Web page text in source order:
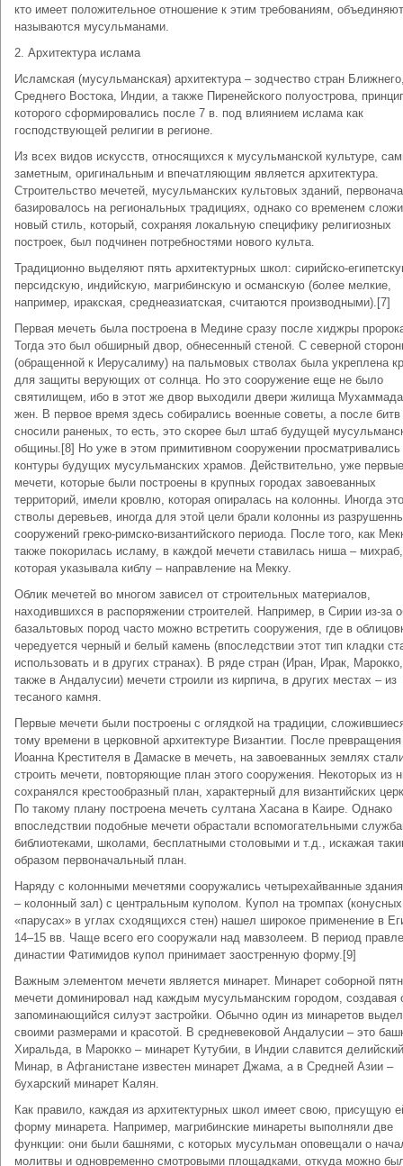
кто имеет положительное отношение к этим требованиям,
называются мусульманами.
2. Архитектура ислама
Исламская (мусульманская) архитектура – зодчество стран
Среднего Востока, Индии, а также Пиренейского полуострова,
которого сформировались после 7 в. под влиянием ислама как
господствующей религии в регионе.
Из всех видов искусств, относящихся к мусульманской культуре,
заметным, оригинальным и впечатляющим является архитектура.
Строительство мечетей, мусульманских культовых зданий,
базировалось на региональных традициях, однако со временем
новый стиль, который, сохраняя локальную специфику религиозных
построек, был подчинен потребностями нового культа.
Традиционно выделяют пять архитектурных школ: сирийско-
персидскую, индийскую, магрибинскую и османскую (более мелкие,
например, иракская, среднеазиатская, считаются производными).[7]
Первая мечеть была построена в Медине сразу после хиджры
Тогда это был обширный двор, обнесенный стеной. С северной
(обращенной к Иерусалиму) на пальмовых стволах была укреплена
для защиты верующих от солнца. Но это сооружение еще не было
святилищем, ибо в этот же двор выходили двери жилища Мухаммада
жен. В первое время здесь собирались военные советы, а после
сносили раненых, то есть, это скорее был штаб будущей
общины.[8] Но уже в этом примитивном сооружении просматривались
контуры будущих мусульманских храмов. Действительно, уже первые
мечети, которые были построены в крупных городах завоеванных
территорий, имели кровлю, которая опиралась на колонны. Иногда
стволы деревьев, иногда для этой цели брали колонны из
сооружений греко-римско-византийского периода. После того, как
также покорилась исламу, в каждой мечети ставилась ниша – михраб,
которая указывала киблу – направление на Мекку.
Облик мечетей во многом зависел от строительных материалов,
находившихся в распоряжении строителей. Например, в Сирии из-за
базальтовых пород часто можно встретить сооружения, где в
чередуется черный и белый камень (впоследствии этот тип кладки
использовать и в других странах). В ряде стран (Иран, Ирак,
также в Андалусии) мечети строили из кирпича, в других местах – из
тесаного камня.
Первые мечети были построены с оглядкой на традиции,
тому времени в церковной архитектуре Византии. После превращения
Иоанна Крестителя в Дамаске в мечеть, на завоеванных землях
строить мечети, повторяющие план этого сооружения. Некоторых из
сохранялся крестообразный план, характерный для византийских
По такому плану построена мечеть султана Хасана в Каире. Однако
впоследствии подобные мечети обрастали вспомогательными
библиотеками, школами, бесплатными столовыми и т.д., искажая
образом первоначальный план.
Наряду с колонными мечетями сооружались четырехайванные
– колонный зал) с центральным куполом. Купол на тромпах (конусных
«парусах» в углах сходящихся стен) нашел широкое применение в
14–15 вв. Чаще всего его сооружали над мавзолеем. В период
династии Фатимидов купол принимает заостренную форму.[9]
Важным элементом мечети является минарет. Минарет соборной
мечети доминировал над каждым мусульманским городом, создавая
запоминающийся силуэт застройки. Обычно один из минаретов
своими размерами и красотой. В средневековой Андалусии – это
Хиральда, в Марокко – минарет Кутубии, в Индии славится
Минар, в Афганистане известен минарет Джама, а в Средней Азии –
бухарский минарет Калян.
Как правило, каждая из архитектурных школ имеет свою, присущую
форму минарета. Например, магрибинские минареты выполняли две
функции: они были башнями, с которых мусульман оповещали о
молитвы и одновременно смотровыми площадками, откуда можно